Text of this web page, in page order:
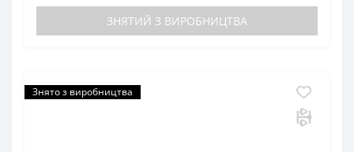
ЗНЯТИЙ З ВИРОБНИЦТВА
Знято з виробництва